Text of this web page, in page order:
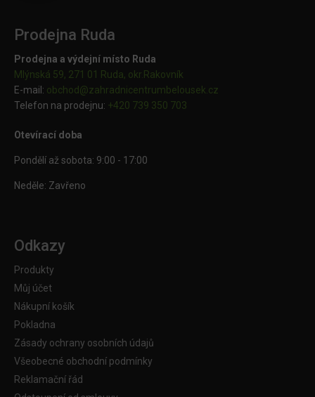
Prodejna Ruda
Prodejna a výdejní místo Ruda
Mlýnská 59, 271 01 Ruda, okr.Rakovník
E-mail: obchod@zahradnicentrumbelousek.cz
Telefon na prodejnu: +420 739 350 703
Otevírací doba
Pondělí až sobota: 9:00 - 17:00
Neděle: Zavřeno
Odkazy
Produkty
Můj účet
Nákupní košík
Pokladna
Zásady ochrany osobních údajů
Všeobecné obchodní podmínky
Reklamační řád